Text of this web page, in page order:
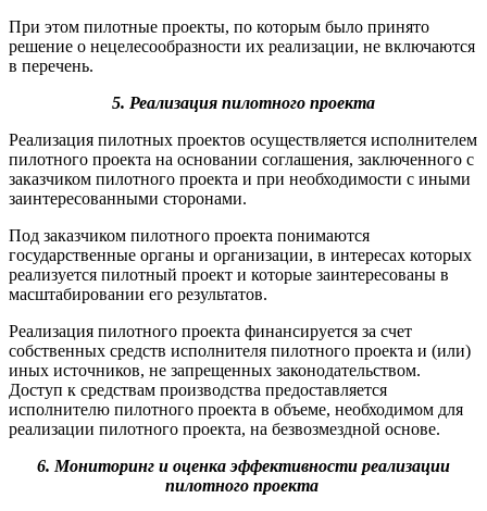
При этом пилотные проекты, по которым было принято
решение о нецелесообразности их реализации, не включаются
в перечень.
5. Реализация пилотного проекта
Реализация пилотных проектов осуществляется исполнителем
пилотного проекта на основании соглашения, заключенного с
заказчиком пилотного проекта и при необходимости с иными
заинтересованными сторонами.
Под заказчиком пилотного проекта понимаются
государственные органы и организации, в интересах которых
реализуется пилотный проект и которые заинтересованы в
масштабировании его результатов.
Реализация пилотного проекта финансируется за счет
собственных средств исполнителя пилотного проекта и (или)
иных источников, не запрещенных законодательством.
Доступ к средствам производства предоставляется
исполнителю пилотного проекта в объеме, необходимом для
реализации пилотного проекта, на безвозмездной основе.
6. Мониторинг и оценка эффективности реализации
пилотного проекта